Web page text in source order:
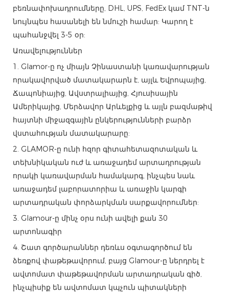
բեռնափոխադրումները, DHL, UPS, FedEx կամ TNT-ն
նույնպես հասանելի են նմուշի համար: Կարող է
պահանջվել 3-5 օր:
Առավելություններ
1. Glamor-ը ոչ միայն Չինաստանի կառավարության
որակավորված մատակարարն է, այլև Եվրոպայից,
Ճապոնիայից, Ավստրալիայից, Հյուսիսային
Ամերիկայից, Մերձավոր Արևելքից և այլն բազմաթիվ
հայտնի միջազգային ընկերությունների բարձր
վստահության մատակարարը:
2. GLAMOR-ը ունի հզոր գիտահետազոտական ​​և
տեխնիկական ուժ և առաջադեմ արտադրության
որակի կառավարման համակարգ, ինչպես նաև
առաջադեմ լաբորատորիա և առաջին կարգի
արտադրական փորձարկման սարքավորումներ:
3. Glamour-ը մինչ օրս ունի ավելի քան 30
արտոնագիր
4. Շատ գործարաններ դեռևս օգտագործում են
ձեռքով փաթեթավորում, բայց Glamour-ը ներդրել է
ավտոմատ փաթեթավորման արտադրական գիծ, ​​
ինչպիսիք են ավտոմատ կպչուն պիտակների